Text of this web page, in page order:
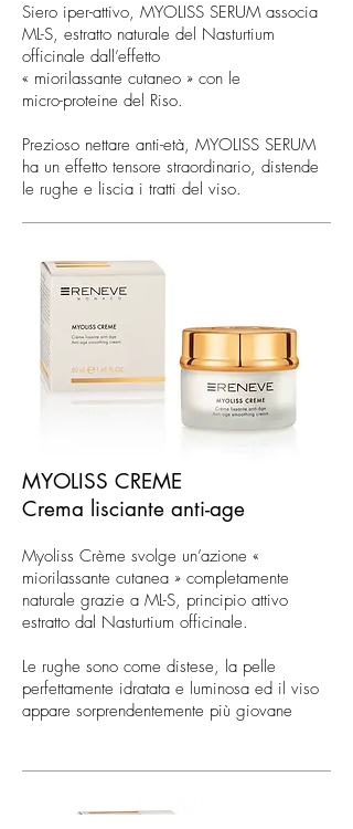
Siero iper-attivo, MYOLISS SERUM associa
ML-S, estratto naturale del Nasturtium
officinale dall’effetto
« miorilassante cutaneo » con le
micro-proteine del Riso.
Prezioso nettare anti-età, MYOLISS SERUM
ha un effetto tensore straordinario, distende
le rughe e liscia i tratti del viso.
MYOLISS CREME
Crema lisciante anti-age
Myoliss Crème svolge un’azione «
miorilassante cutanea » completamente
naturale grazie a ML-S, principio attivo
estratto dal Nasturtium officinale.
Le rughe sono come distese, la pelle
perfettamente idratata e luminosa ed il viso
appare sorprendentemente più giovane